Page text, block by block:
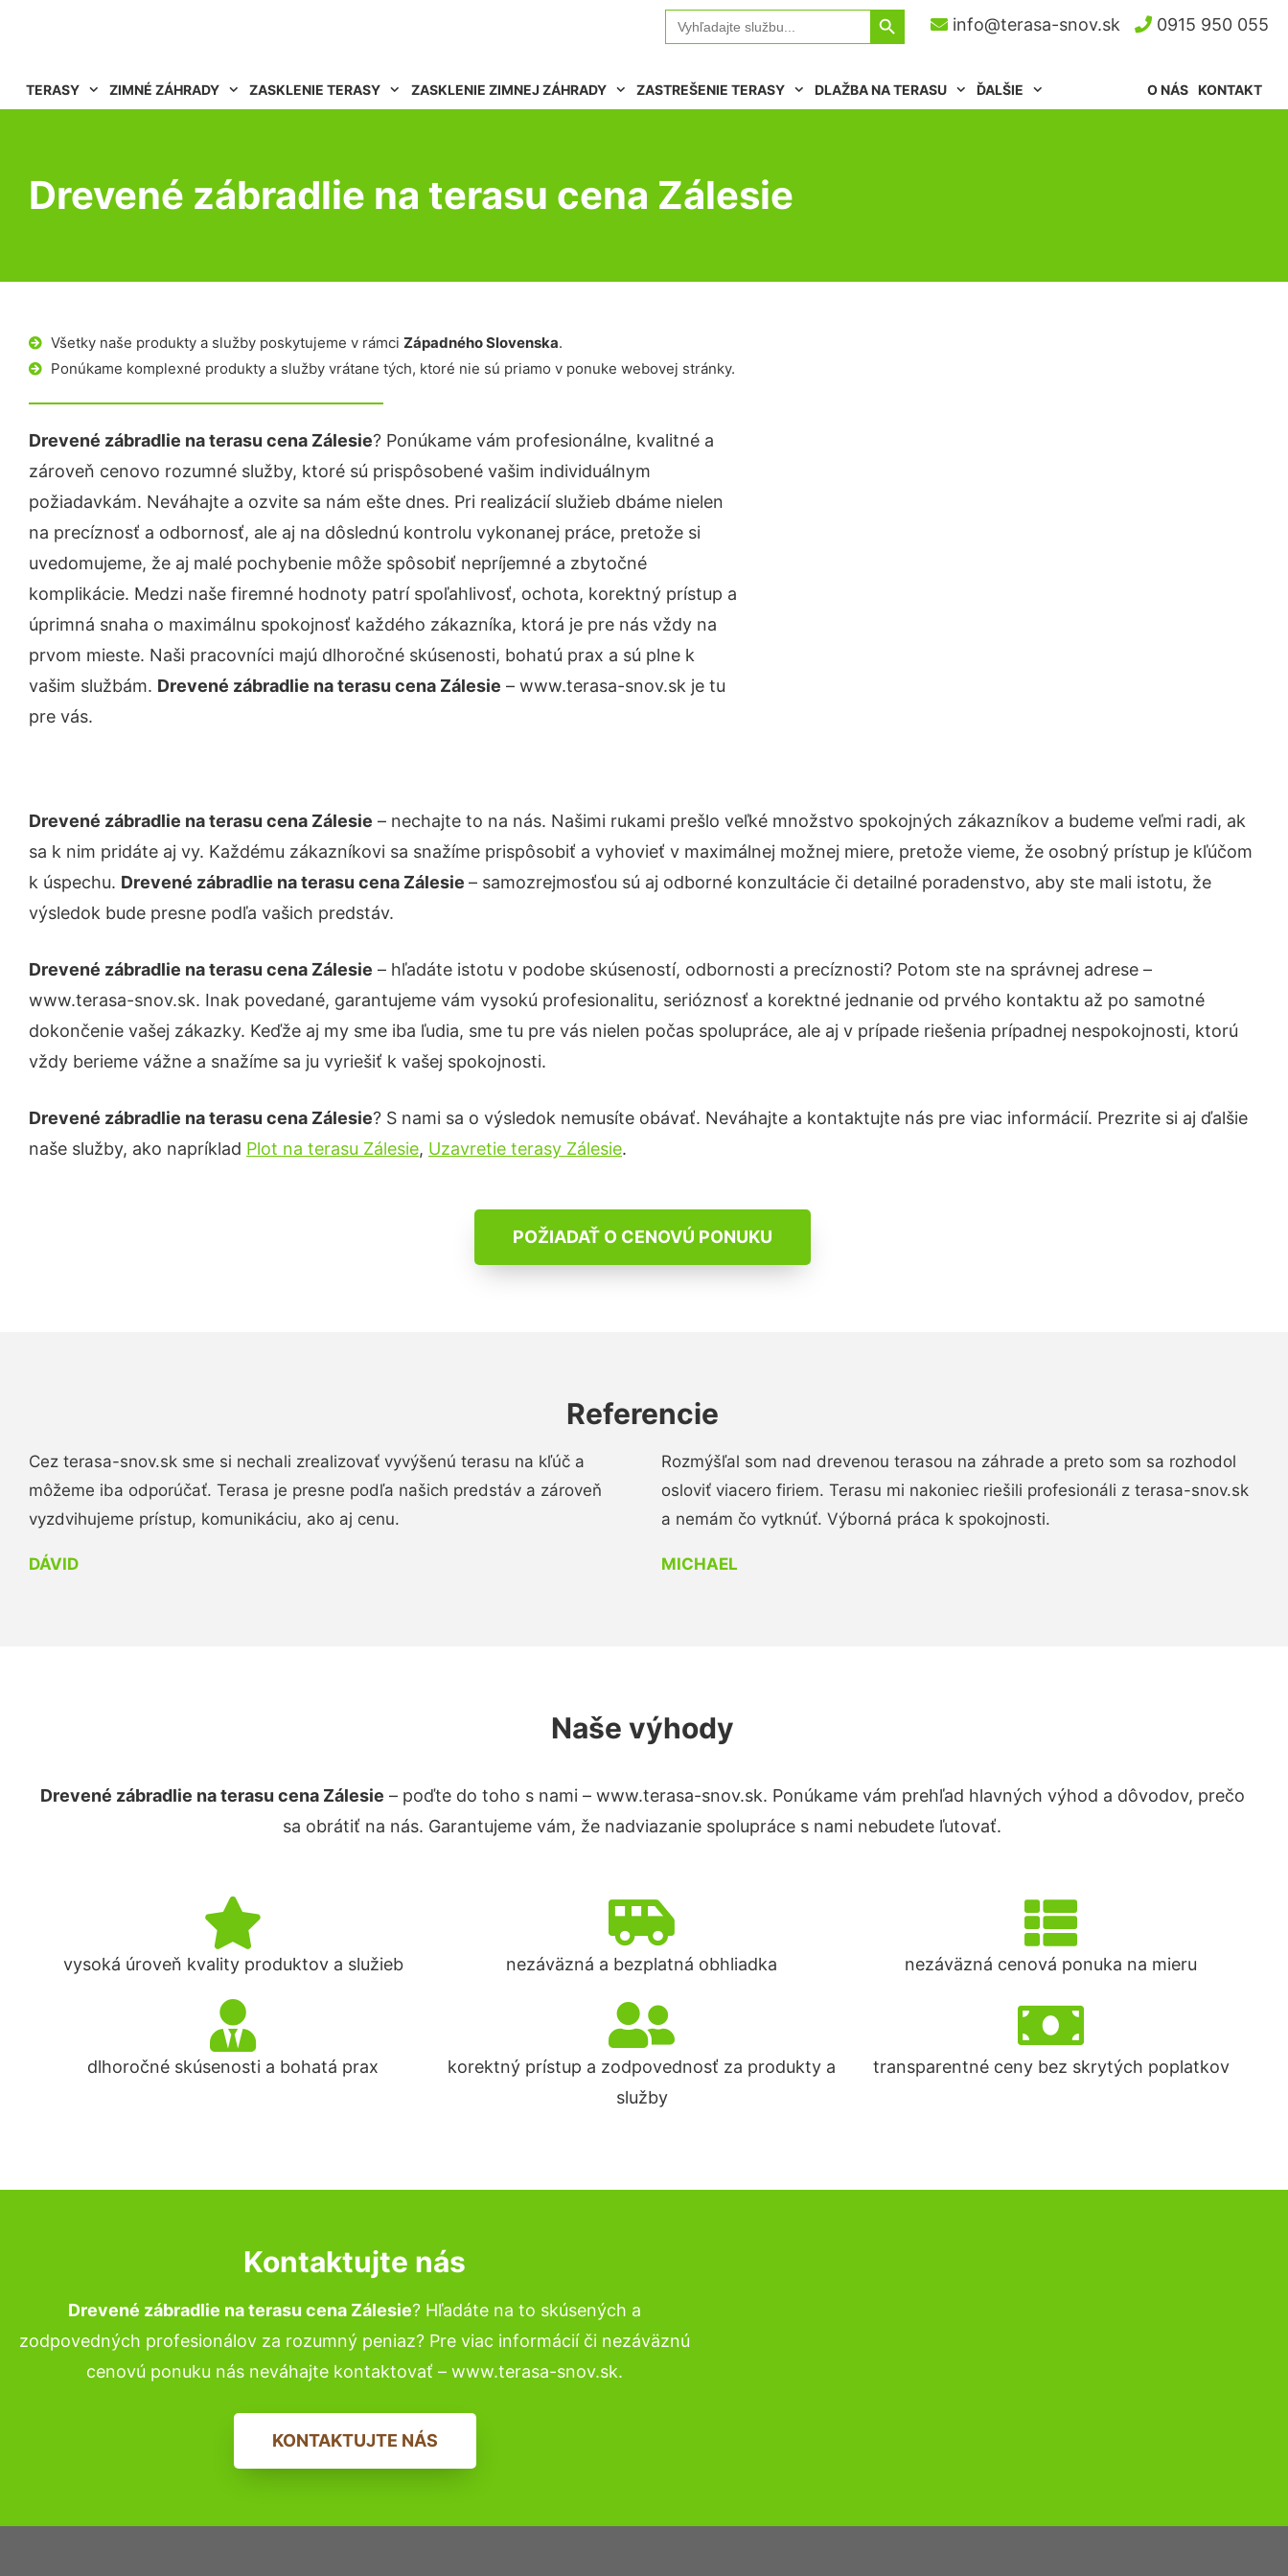
Search
for:
Search Button
info@terasa-snov.sk 0915 950 055
TERASY ZIMNÉ ZÁHRADY ZASKLENIE TERASY ZASKLENIE ZIMNEJ ZÁHRADY ZASTREŠENIE TERASY DLAŽBA NA TERASU ĎALŠIE KONTAKT
O NÁS
Drevené zábradlie na terasu cena Zálesie
Všetky naše produkty a služby poskytujeme v rámci Západného Slovenska.
Ponúkame komplexné produkty a služby vrátane tých, ktoré nie sú priamo v ponuke webovej stránky.
Drevené zábradlie na terasu cena Zálesie? Ponúkame vám profesionálne, kvalitné a
zároveň cenovo rozumné služby, ktoré sú prispôsobené vašim individuálnym
požiadavkám. Neváhajte a ozvite sa nám ešte dnes. Pri realizácií služieb dbáme nielen
na precíznosť a odbornosť, ale aj na dôslednú kontrolu vykonanej práce, pretože si
uvedomujeme, že aj malé pochybenie môže spôsobiť nepríjemné a zbytočné
komplikácie. Medzi naše firemné hodnoty patrí spoľahlivosť, ochota, korektný prístup a
úprimná snaha o maximálnu spokojnosť každého zákazníka, ktorá je pre nás vždy na
prvom mieste. Naši pracovníci majú dlhoročné skúsenosti, bohatú prax a sú plne k
vašim službám. Drevené zábradlie na terasu cena Zálesie – www.terasa-snov.sk je tu
pre vás.
Drevené zábradlie na terasu cena Zálesie – nechajte to na nás. Našimi rukami prešlo veľké množstvo spokojných zákazníkov a budeme veľmi radi, ak
sa k nim pridáte aj vy. Každému zákazníkovi sa snažíme prispôsobiť a vyhovieť v maximálnej možnej miere, pretože vieme, že osobný prístup je kľúčom
k úspechu. Drevené zábradlie na terasu cena Zálesie – samozrejmosťou sú aj odborné konzultácie či detailné poradenstvo, aby ste mali istotu, že
výsledok bude presne podľa vašich predstáv.
Drevené zábradlie na terasu cena Zálesie – hľadáte istotu v podobe skúseností, odbornosti a precíznosti? Potom ste na správnej adrese –
www.terasa-snov.sk. Inak povedané, garantujeme vám vysokú profesionalitu, serióznosť a korektné jednanie od prvého kontaktu až po samotné
dokončenie vašej zákazky. Keďže aj my sme iba ľudia, sme tu pre vás nielen počas spolupráce, ale aj v prípade riešenia prípadnej nespokojnosti, ktorú
vždy berieme vážne a snažíme sa ju vyriešiť k vašej spokojnosti.
Drevené zábradlie na terasu cena Zálesie? S nami sa o výsledok nemusíte obávať. Neváhajte a kontaktujte nás pre viac informácií. Prezrite si aj ďalšie
naše služby, ako napríklad Plot na terasu Zálesie, Uzavretie terasy Zálesie.
POŽIADAŤ O CENOVÚ PONUKU
Referencie
Cez terasa-snov.sk sme si nechali zrealizovať vyvýšenú terasu na kľúč a
môžeme iba odporúčať. Terasa je presne podľa našich predstáv a zároveň
vyzdvihujeme prístup, komunikáciu, ako aj cenu.
DÁVID
Rozmýšľal som nad drevenou terasou na záhrade a preto som sa rozhodol
osloviť viacero firiem. Terasu mi nakoniec riešili profesionáli z terasa-snov.sk
a nemám čo vytknúť. Výborná práca k spokojnosti.
MICHAEL
Naše výhody
Drevené zábradlie na terasu cena Zálesie – poďte do toho s nami – www.terasa-snov.sk. Ponúkame vám prehľad hlavných výhod a dôvodov, prečo
sa obrátiť na nás. Garantujeme vám, že nadviazanie spolupráce s nami nebudete ľutovať.
vysoká úroveň kvality produktov a služieb nezáväzná a bezplatná obhliadka nezáväzná cenová ponuka na mieru
dlhoročné skúsenosti a bohatá prax
korektný prístup a zodpovednosť za produkty a
služby
transparentné ceny bez skrytých poplatkov
Kontaktujte nás
Drevené zábradlie na terasu cena Zálesie? Hľadáte na to skúsených a
zodpovedných profesionálov za rozumný peniaz? Pre viac informácií či nezáväznú
cenovú ponuku nás neváhajte kontaktovať – www.terasa-snov.sk.
KONTAKTUJTE NÁS